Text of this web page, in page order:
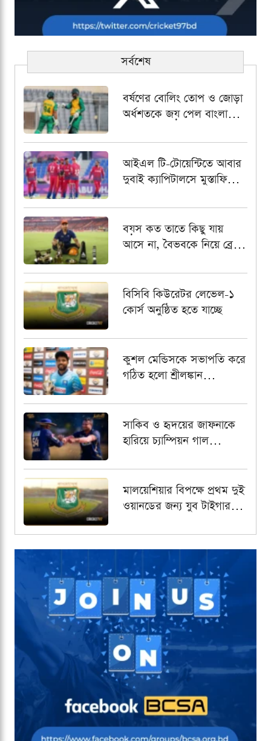
সর্বশেষ
বর্ষণের বোলিং তোপ ও জোড়া
অর্ধশতকে জয় পেল বাংলাদেশ
আইএল টি-টোয়েন্টিতে আবার
দুবাই ক্যাপিটালসে মুস্তাফিজুর
বয়স কত তাতে কিছু যায়
আসে না, বৈভবকে নিয়ে ব্রেট
বিসিবি কিউরেটর লেভেল-১
কোর্স অনুষ্ঠিত হতে যাচ্ছে
কুশল মেন্ডিসকে সভাপতি করে
গঠিত হলো শ্রীলঙ্কান
অ্যাসোসিয়েশন
সাকিব ও হৃদয়ের জাফনাকে
হারিয়ে চ্যাম্পিয়ন গাল
মালয়েশিয়ার বিপক্ষে প্রথম দুই
ওয়ানডের জন্য যুব টাইগার
দায়িত্বে আলিন